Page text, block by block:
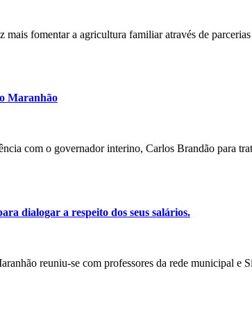
fomentar a agricultura familiar através de
Maranhão
com o governador interino, Carlos Brandão para
dialogar a respeito dos seus salários.
reuniu-se com professores da rede municipal